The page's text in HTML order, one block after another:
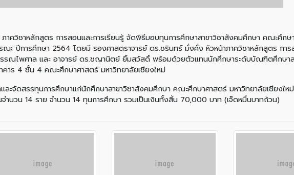
ควิชาหลักสูตร การสอนและการเรียนรู้ จัดพิธีมอบทุนการศึกษาสาขาวิชาสังคมศึกษา คณะศึกษ
ะ ปีการศึกษา 2564 โดยมี รองศาสตราจารย์ ดร.ชรินทร์ มั่งคั่ง หัวหน้าภาควิชาหลักสูตร การ
รรณไพศาล และ อาจารย์ ดร.ชญานิตย์ ยิ้มสวัสดิ์ พร้อมด้วยตัวแทนนักศึกษาระดับบัณฑิตศึกษาส
ร 4 ชั้น 4 คณะศึกษาศาสตร์ มหาวิทยาลัยเชียงใหม่
ะจัดสรรทุนการศึกษาแก่นักศึกษาสาขาวิชาสังคมศึกษา คณะศึกษาศาสตร์ มหาวิทยาลัยเชียงให
นวน 14 ราย จำนวน 14 ทุนการศึกษา รวมเป็นเงินทั้งสิ้น 70,000 บาท (เจ็ดหมื่นบาทถ้วน)